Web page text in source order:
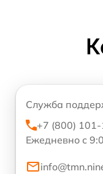
Служба
+7 (800)
Ежедневно с